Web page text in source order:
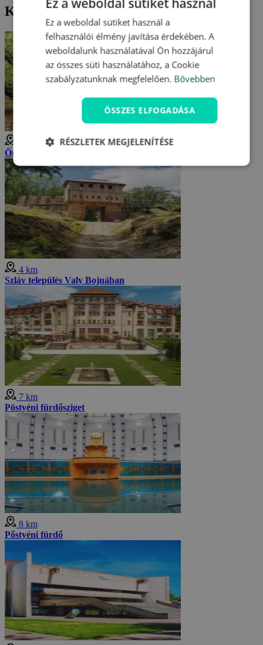
Kirándulási ötletek a környéken
Ördögkemencés barlang
4 km
Szláv település Valy Bojnában
7 km
Pöstyéni fürdősziget
8 km
Pőstyéni fürdő
Ez a weboldal sütiket használ a
felhasználói élmény javítása érdekében. A
weboldalunk használatával Ön hozzájárul
az összes süti használatához, a Cookie
szabályzatunknak megfelelően. Bővebben
ÖSSZES ELFOGADÁSA
RÉSZLETEK MEGJELENÍTÉSE